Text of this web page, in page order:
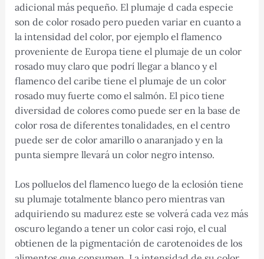
adicional más pequeño. El plumaje d cada especie
son de color rosado pero pueden variar en cuanto a
la intensidad del color, por ejemplo el flamenco
proveniente de Europa tiene el plumaje de un color
rosado muy claro que podrí llegar a blanco y el
flamenco del caribe tiene el plumaje de un color
rosado muy fuerte como el salmón. El pico tiene
diversidad de colores como puede ser en la base de
color rosa de diferentes tonalidades, en el centro
puede ser de color amarillo o anaranjado y en la
punta siempre llevará un color negro intenso.
Los polluelos del flamenco luego de la eclosión tiene
su plumaje totalmente blanco pero mientras van
adquiriendo su madurez este se volverá cada vez más
oscuro legando a tener un color casi rojo, el cual
obtienen de la pigmentación de carotenoides de los